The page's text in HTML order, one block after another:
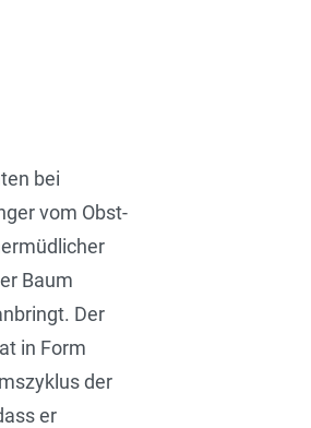
bei
vom Obst-
Baum
Der
in Form
der
er